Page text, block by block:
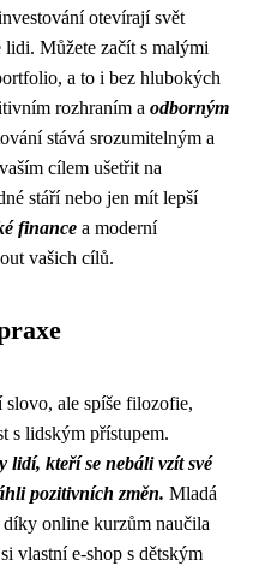
otevírají svět
Můžete začít s malými
a to i bez hlubokých
rozhraním a odborným
stává srozumitelným a
cílem ušetřit na
stáří nebo jen mít lepší
finance a moderní
vašich cílů.
slovo, ale spíše filozofie,
s lidským přístupem.
lidí, kteří se nebáli vzít své
pozitivních změn. Mladá
díky online kurzům naučila
vlastní e-shop s dětským